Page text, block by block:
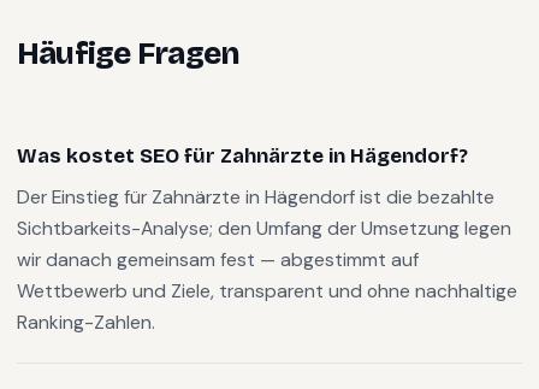
Häufige Fragen
Was kostet SEO für Zahnärzte in Hägendorf?
Der Einstieg für Zahnärzte in Hägendorf ist die bezahlte
Sichtbarkeits-Analyse; den Umfang der Umsetzung legen
wir danach gemeinsam fest — abgestimmt auf
Wettbewerb und Ziele, transparent und ohne nachhaltige
Ranking-Zahlen.